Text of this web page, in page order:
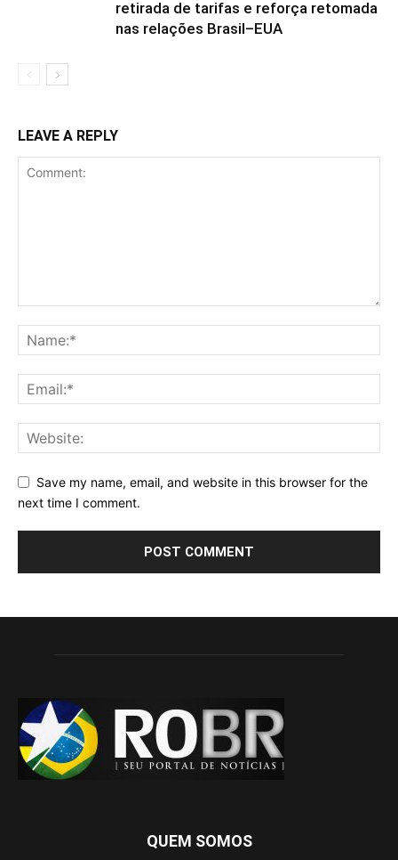
retirada de tarifas e reforça retomada
nas relações Brasil–EUA
LEAVE A REPLY
Save my name, email, and website in this browser for the
next time I comment.
QUEM SOMOS